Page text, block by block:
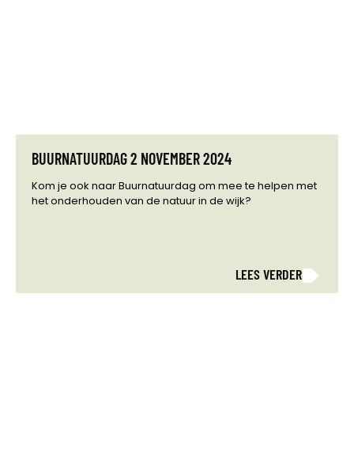
BUURNATUURDAG 2 NOVEMBER 2024
Kom je ook naar Buurnatuurdag om mee te helpen met
het onderhouden van de natuur in de wijk?
LEES VERDER